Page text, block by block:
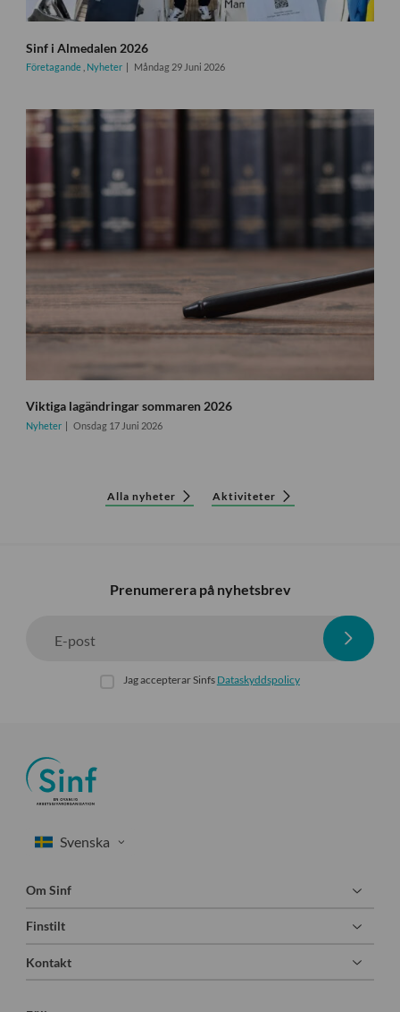
Sinf i Almedalen 2026
Företagande Nyheter Måndag 29 Juni 2026
Viktiga lagändringar sommaren 2026
Nyheter Onsdag 17 Juni 2026
Alla nyheter Aktiviteter
Prenumerera på nyhetsbrev
E-post
Jag accepterar Sinfs Dataskyddspolicy
Om Sinf
Finstilt
Kontakt